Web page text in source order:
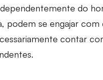
do
podem se engajar com
contar